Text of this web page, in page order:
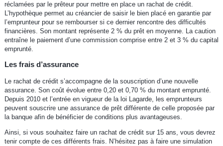
réclamées par le prêteur pour mettre en place un rachat de crédit.
L’hypothèque permet au créancier de saisir le bien placé en garantie par
l’emprunteur pour se rembourser si ce dernier rencontre des difficultés
financières. Son montant représente 2 % du prêt en moyenne. La caution
entraîne le paiement d’une commission comprise entre 2 et 3 % du capital
emprunté.
Les frais d’assurance
Le rachat de crédit s’accompagne de la souscription d’une nouvelle
assurance. Son coût évolue entre 0,20 et 0,70 % du montant emprunté.
Depuis 2010 et l’entrée en vigueur de la loi Lagarde, les emprunteurs
peuvent souscrire une assurance de prêt différente de celle proposée par
la banque afin de bénéficier de conditions plus avantageuses.
Ainsi, si vous souhaitez faire un rachat de crédit sur 15 ans, vous devrez
tenir compte de ces différents frais. N’hésitez pas à faire une simulation